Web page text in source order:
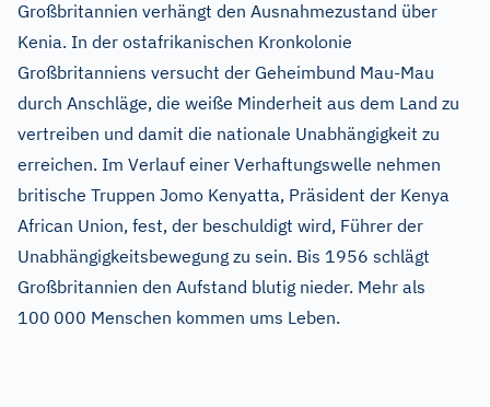
Großbritannien verhängt den Ausnahmezustand über
Kenia. In der ostafrikanischen Kronkolonie
Großbritanniens versucht der Geheimbund Mau-Mau
durch Anschläge, die weiße Minderheit aus dem Land zu
vertreiben und damit die nationale Unabhängigkeit zu
erreichen. Im Verlauf einer Verhaftungswelle nehmen
britische Truppen Jomo Kenyatta, Präsident der Kenya
African Union, fest, der beschuldigt wird, Führer der
Unabhängigkeitsbewegung zu sein. Bis 1956 schlägt
Großbritannien den Aufstand blutig nieder. Mehr als
100 000 Menschen kommen ums Leben.